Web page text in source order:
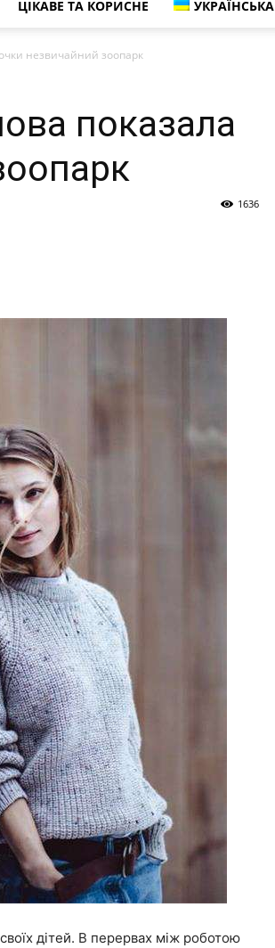
ЦІКАВЕ ТА КОРИСНЕ УКРАЇНСЬКА
незвичайний зоопарк
показала
1636
дітей. В перервах між роботою